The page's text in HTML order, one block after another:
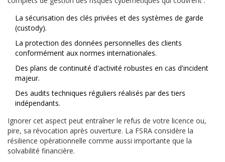
La sécurisation des clés privées et des systèmes de garde
(custody).
La protection des données personnelles des clients
conformément aux normes internationales.
Des plans de continuité d'activité robustes en cas d'incident
majeur.
Des audits techniques réguliers réalisés par des tiers
indépendants.
Ignorer cet aspect peut entraîner le refus de votre licence ou,
pire, sa révocation après ouverture. La FSRA considère la
résilience opérationnelle comme aussi importante que la
solvabilité financière.